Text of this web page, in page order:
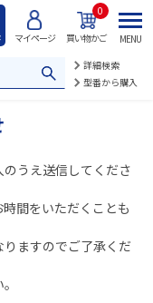
マイページ 買い物かご
0
詳細検索
型番から購入
MENU
うえ送信してくださ
間をいただくことも
ますのでご了承くだ